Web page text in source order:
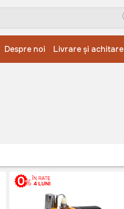
Despre noi Livrare și achitare